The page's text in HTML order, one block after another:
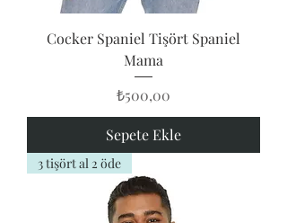
Cocker Spaniel Tişört Spaniel
Mama
Fiyat
₺500,00
Sepete Ekle
3 tişört al 2 öde